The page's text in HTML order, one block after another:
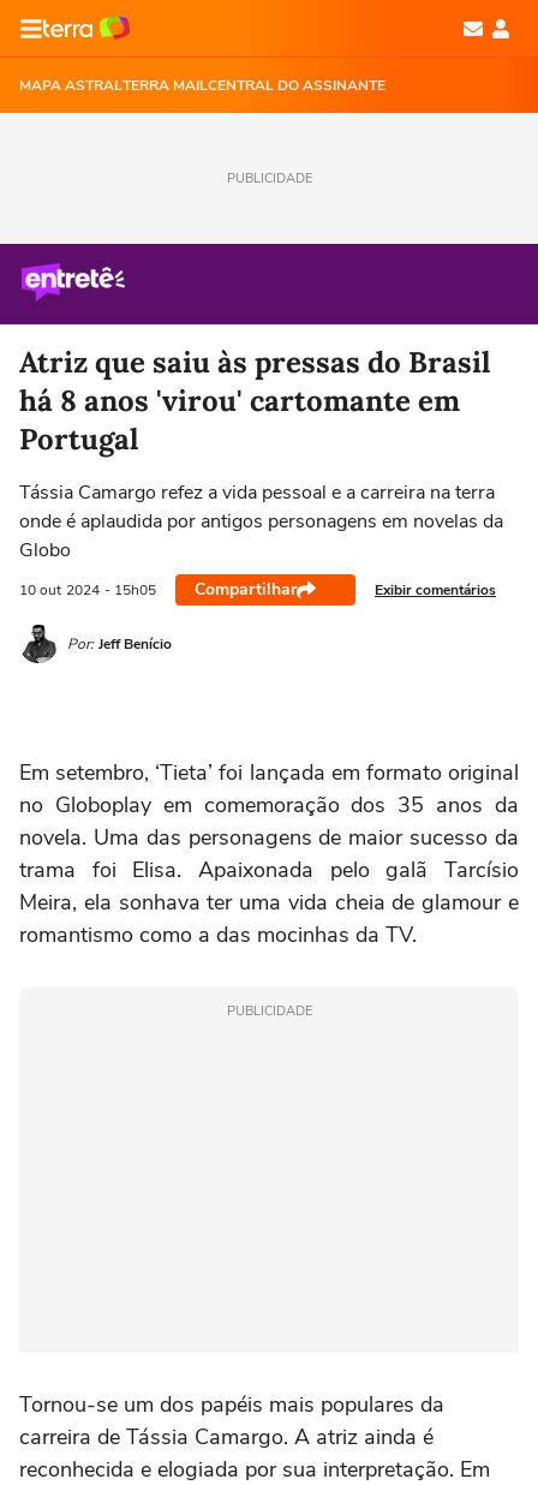
MAPA ASTRALTERRA MAILCENTRAL DO ASSINANTE
PUBLICIDADE
Atriz que saiu às pressas do Brasil
há 8 anos 'virou' cartomante em
Portugal
Tássia Camargo refez a vida pessoal e a carreira na terra
onde é aplaudida por antigos personagens em novelas da
Globo
10 out 2024 - 15h05 Compartilhar Exibir comentários
Por: Jeff Benício
Em setembro, ‘Tieta’ foi lançada em formato original
no Globoplay em comemoração dos 35 anos da
novela. Uma das personagens de maior sucesso da
trama foi Elisa. Apaixonada pelo galã Tarcísio
Meira, ela sonhava ter uma vida cheia de glamour e
romantismo como a das mocinhas da TV.
PUBLICIDADE
Tornou-se um dos papéis mais populares da
carreira de Tássia Camargo. A atriz ainda é
reconhecida e elogiada por sua interpretação. Em